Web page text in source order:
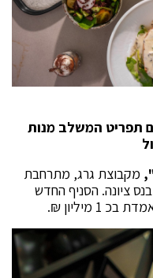
תפריט המשלב מנות
מקבוצת גרג, מתרחבת
ציונה. הסניף החדש
מיליון ₪.